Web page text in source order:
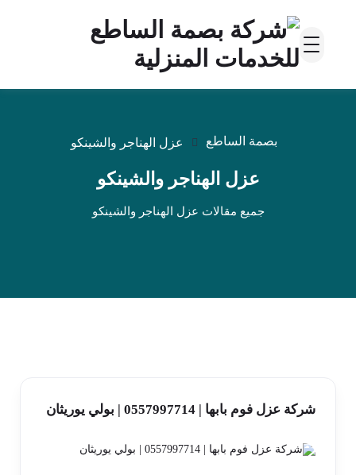
بصمة الساطع عزل الهناجر والشينكو
عزل الهناجر والشينكو
جميع مقالات عزل الهناجر والشينكو
شركة عزل فوم بابها | 0557997714 | بولي يوريثان